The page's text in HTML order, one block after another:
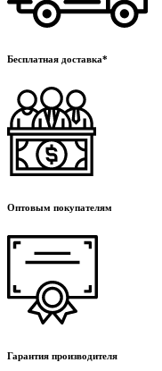
Бесплатная доставка*
Оптовым покупателям
Гарантия производителя